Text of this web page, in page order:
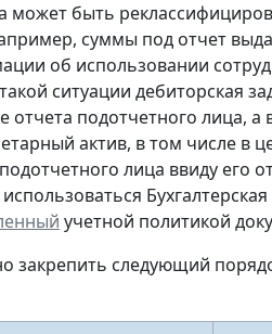
может быть
суммы под отчет
об использовании
ситуации дебиторская
подотчетного лица, а
актив, в том числе в
лица ввиду его
Бухгалтерская
учетной политикой
закрепить следующий